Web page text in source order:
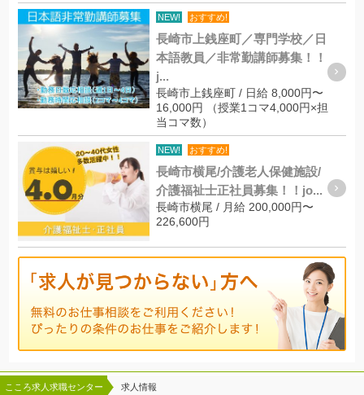
NEW! おすすめ!
長崎市上銭座町／専門学校／日
本語教員／非常勤講師募集！！
j...
長崎市上銭座町 / 日給 8,000円〜
16,000円 （授業1コマ4,000円×担
当コマ数）
NEW! おすすめ!
長崎市横尾/介護老人保健施設/
介護福祉士正社員募集！！jo...
長崎市横尾 / 月給 200,000円〜
226,600円
こころ求人求職センター 求人情報